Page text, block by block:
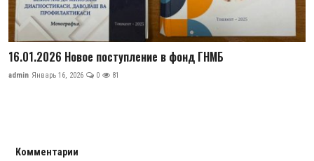
16.01.2026 Новое поступление в фонд ГНМБ
admin Январь 16, 2026 0 81
Комментарии